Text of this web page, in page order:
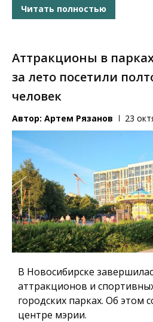
Читать полностью
Аттракционы в
за лето посетили
человек
Автор: Артем Рязанов 23
В Новосибирске
аттракционов и
городских парках. Об этом
центре мэрии.